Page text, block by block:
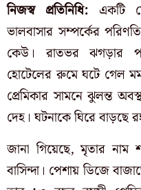
নিজস্ব প্রতিনিধি: একটি
ভালবাসার সম্পর্কের
কেউ। রাতভর ঝগড়ার
হোটেলের রুমে ঘটে গেল
প্রেমিকার সামনে ঝুলন্ত
দেহ। ঘটনাকে ঘিরে
জানা গিয়েছে, মৃতার নাম
বাসিন্দা। পেশায় ডিজে